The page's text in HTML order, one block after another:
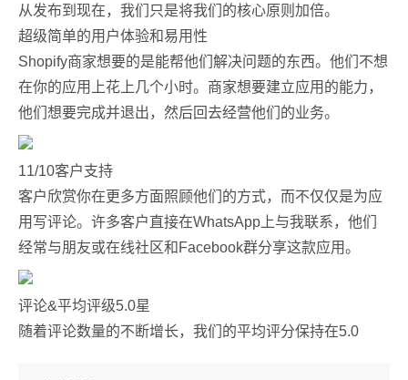
从发布到现在，我们只是将我们的核心原则加倍。
超级简单的用户体验和易用性
Shopify商家想要的是能帮他们解决问题的东西。他们不想
在你的应用上花上几个小时。商家想要建立应用的能力，
他们想要完成并退出，然后回去经营他们的业务。
11/10客户支持
客户欣赏你在更多方面照顾他们的方式，而不仅仅是为应
用写评论。许多客户直接在WhatsApp上与我联系，他们
经常与朋友或在线社区和Facebook群分享这款应用。
评论&平均评级5.0星
随着评论数量的不断增长，我们的平均评分保持在5.0